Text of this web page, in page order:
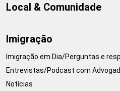
Local & Comunidade
Imigração
Imigração em Dia/Perguntas e
Entrevistas/Podcast com
Notícias